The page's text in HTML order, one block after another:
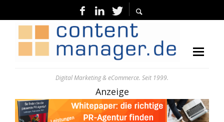
Digital Marketing & eCommerce. Seit 1999.
Anzeige